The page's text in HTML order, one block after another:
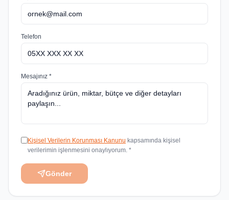
Telefon
Mesajınız *
Kişisel Verilerin Korunması Kanunu kapsamında kişisel
verilerimin işlenmesini onaylıyorum. *
Gönder